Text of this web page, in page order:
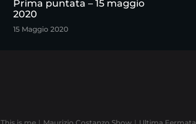
Prima puntata – 15 maggio
2020
15 Maggio 2020